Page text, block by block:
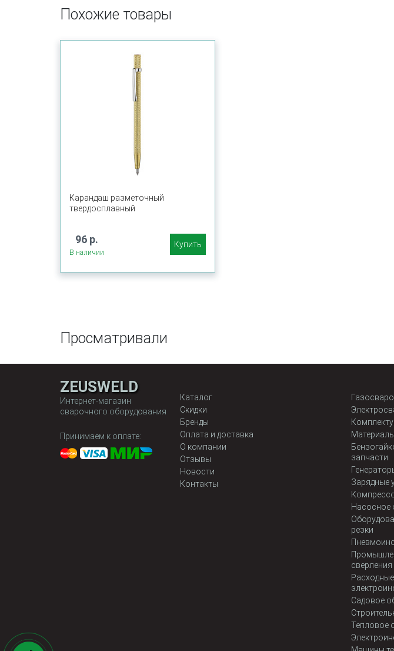
Похожие товары
Карандаш разметочный
твердосплавный
96 р.
В наличии
Купить
Просматривали
ZEUSWELD
Интернет-магазин
сварочного оборудования
Принимаем к оплате:
Каталог
Скидки
Бренды
Оплата и доставка
О компании
Отзывы
Новости
Контакты
запчасти
Зарядные
Насосное
резки
Садовое
Тепловое